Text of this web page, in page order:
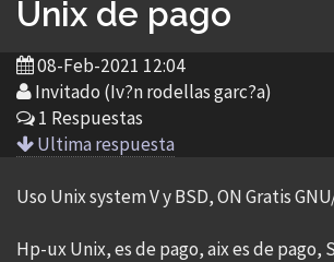
Unix de pago
08-Feb-2021 12:04
Invitado (Iv?n rodellas garc?a)
1 Respuestas
Ultima respuesta
Uso Unix system V y BSD, ON Gratis
Hp-ux Unix, es de pago, aix es de pago,